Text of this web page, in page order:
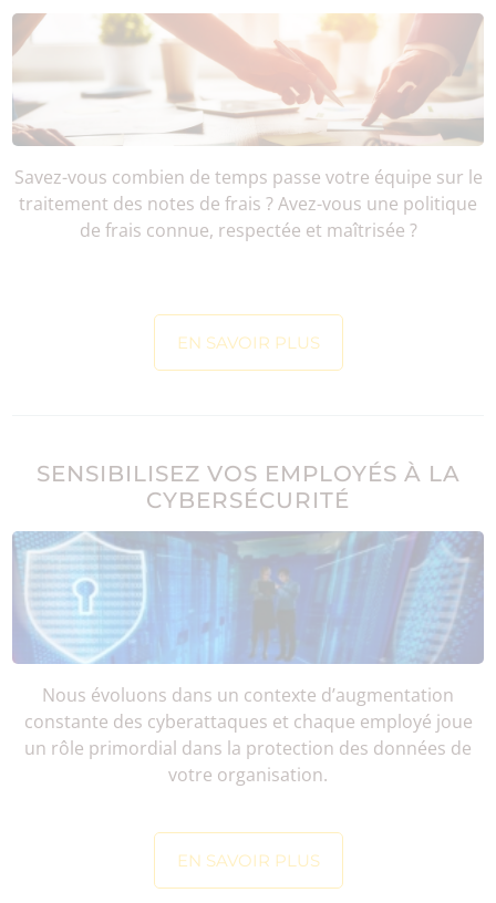
Savez-vous combien de temps passe votre équipe sur le
traitement des notes de frais ? Avez-vous une politique
de frais connue, respectée et maîtrisée ?
EN SAVOIR PLUS
SENSIBILISEZ VOS EMPLOYÉS À LA
CYBERSÉCURITÉ
Nous évoluons dans un contexte d’augmentation
constante des cyberattaques et chaque employé joue
un rôle primordial dans la protection des données de
votre organisation.
EN SAVOIR PLUS